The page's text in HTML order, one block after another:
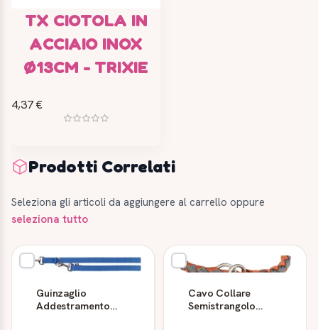
TX CIOTOLA IN
ACCIAIO INOX
Ø13CM - TRIXIE
4,37 €
Prodotti Correlati
Seleziona gli articoli da aggiungere al carrello oppure
seleziona tutto
Guinzaglio
Addestramento
Cavo Collare
Semistrangolo